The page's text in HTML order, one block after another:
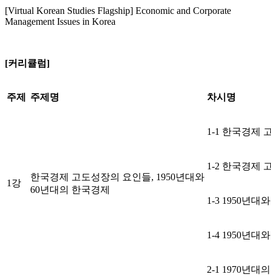
[Virtual Korean Studies Flagship] Economic and Corporate
Management Issues in Korea
[커리큘럼]
주제 주제명 차시명
1강
한국경제 고도성장의 요인들, 1950년대와
60년대의 한국경제
1-1 한국경제
1-2 한국경제
1-3 1950년대
1-4 1950년대
2-1 1970년대